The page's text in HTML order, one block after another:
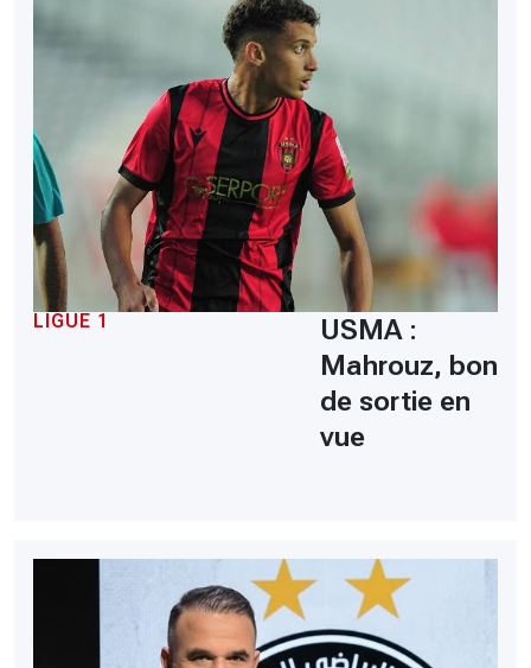
LIGUE 1
USMA :
Mahrouz, bon
de sortie en
vue